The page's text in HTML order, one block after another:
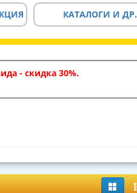
КАТАЛОГИ И ДР.
- скидка 30%.